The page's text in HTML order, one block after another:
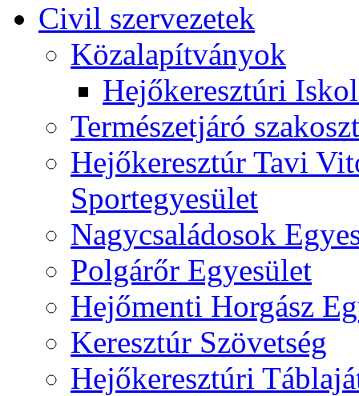
Civil szervezetek
Közalapítványok
Hejőkeresztúri
Természetjáró
Hejőkeresztúr Tavi
Sportegyesület
Nagycsaládosok
Polgárőr Egyesület
Hejőmenti Horgász
Keresztúr Szövetség
Hejőkeresztúri